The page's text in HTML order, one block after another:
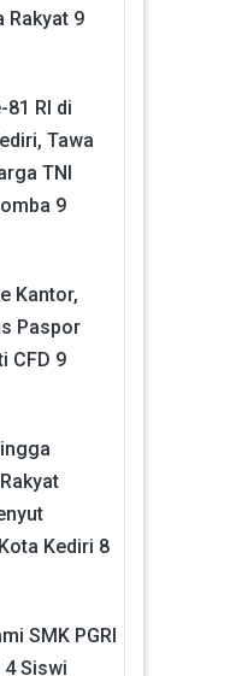
Rakyat 9
81 RI di
Tawa
TNI
9
Kantor,
Paspor
CFD 9
Kediri 8
SMK PGRI
Siswi